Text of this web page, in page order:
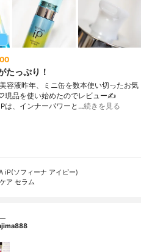
たっぷり！
容液昨年、ミニ缶を数本使い切ったお気
現品を使い始めたのでレビュー✍️
は、インナーパワーと…続きを見る
iP(ソフィーナ アイピー)
ア セラム